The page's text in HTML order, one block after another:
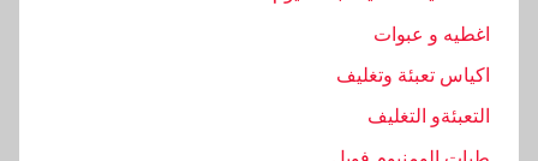
اغطيه و عبوات
اكياس تعبئة وتغليف
التعبئةو التغليف